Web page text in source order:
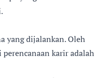
yang dijalankan. Oleh
karir adalah